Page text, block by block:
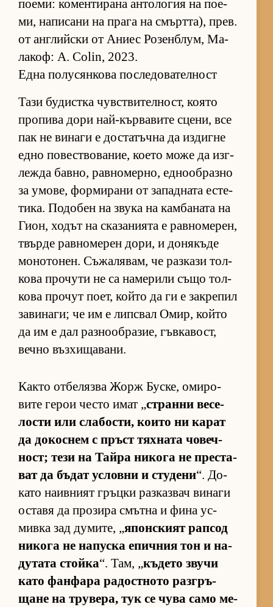
по­е­ми: ко­мен­ти­рана ан­то­ло­гия на по­е­
ми, на­пи­сани на прага на смърт­та), прев.
от ан­г­лийски от Аниес Ро­зен­б­лум, Ма­
ла­коф: A. Colin, 2023.
Една полусянкова последователност
Тази бу­дис­тка чув­с­т­ви­тел­ност, ко­ято
про­пива дори най-кър­ва­вите сце­ни, все
пак не ви­наги е дос­та­тъчна да из­дигне
едно по­вес­т­во­ва­ние, ко­ето може да из­г­
лежда бав­но, рав­но­мер­но, ед­но­об­разно
за умо­ве, фор­ми­рани от за­пад­ната ес­те­
ти­ка. По­до­бен на звука на кам­ба­ната на
Ги­он, хо­дът на ска­за­ни­ята е рав­но­ме­рен,
твърде рав­но­ме­рен до­ри, и до­ня­къде
мо­но­то­нен. Съ­жа­ля­вам, че раз­кази тол­
кова про­чути не са на­ме­рили също тол­
кова про­чут по­ет, който да ги е зак­ре­пил
за­ви­на­ги; че им е лип­с­вал Омир, който
да им е дал раз­но­об­ра­зие, гъв­ка­вост,
вечно въз­хи­ща­ва­ни.
Както от­бе­лязва Жорж Бус­ке, оми­ро­
вите ге­рои често имат „странни ве­се­
лости или сла­бос­ти, ко­ито ни ка­рат
да до­кос­нем с пръст тях­ната чо­веч­
ност; тези на Тайра ни­кога не прес­та­
ват да бъ­дат ус­ловни и сту­дени“. До­
като на­ив­ният гръцки раз­каз­вач ви­наги
ос­тавя да про­зира смътна и фина ус­
мивка зад ду­ми­те, „япон­с­кият рап­сод
ни­кога не на­пуска епич­ния тон и на­
ду­тата стойка“. Там, „къ­дето звучи
като фан­фара ра­дос­т­ното раз­г­ръ­
щане на тру­ве­ра, тук се чува само ме­